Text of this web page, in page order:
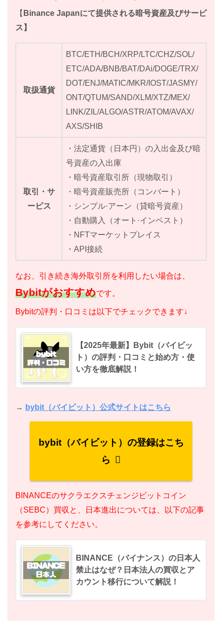
【 Binance Japanにて提供される暗号資産及びサービ
ス】
取扱通貨
BTC/ETH/BCH/XRP/LTC/CHZ/SOL/
ETC/ADA/BNB/BAT/DAi/DOGE/TRX/
DOT/ENJ/MATIC/MKR/IOST/JASMY/
ONT/QTUM/SAND/XLM/XTZ/MEX/
LINK/ZIL/ALGO/ASTR/ATOM/AVAX/
AXS/SHIB
取引・サ
ービス
・法定通貨（日本円）の入出金及び暗
号資産の入出庫
・暗号資産取引所（現物取引）
・暗号資産販売所（コンバート）
・シンプル·アーン（貸暗号資産）
・自動購入（オート·インベスト）
・NFTマーケットプレイス
・API接続
なお、引き続き海外取引所を利用したい場合は、
Bybitがおすすめです。
Bybitの評判・口コミは以下でチェックできます↓
【2025年最新】Bybit（バイビッ
ト）の評判・口コミと始め方・使
い方を徹底解説！
→ bybit（バイビット）公式サイトはこちら
bybit（バイビット）の登録はこち
ら
BINANCEのサクラエクスチェンジビットコイン
（SEBC）買収と、日本進出については、以下の記事
を参考にしてください。
BINANCE（バイナンス）の日本人
禁止はなぜ？日本法人の買収とア
カウント移行について解説！